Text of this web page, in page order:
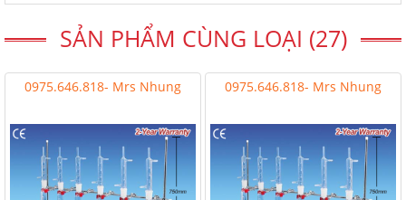
SẢN PHẨM CÙNG LOẠI (27)
0975.646.818- Mrs Nhung 0975.646.818- Mrs Nhung